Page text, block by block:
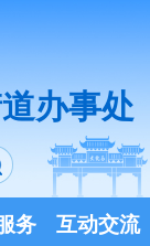
办事处
务 互动交流